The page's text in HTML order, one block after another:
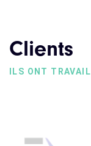
Clients
ILS ONT